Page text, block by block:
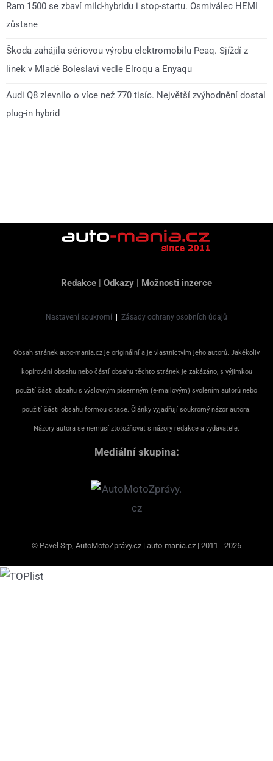
Ram 1500 se zbaví mild-hybridu i stop-startu. Osmiválec HEMI
zůstane
Škoda zahájila sériovou výrobu elektromobilu Peaq. Sjíždí z
linek v Mladé Boleslavi vedle Elroqu a Enyaqu
Audi Q8 zlevnilo o více než 770 tisíc. Největší zvýhodnění dostal
plug-in hybrid
Redakce | Odkazy | Možnosti inzerce
Nastavení soukromí | Zásady ochrany osobních údajů
Obsah stránek auto-mania.cz je originální a je vlastnictvím jeho autorů. Jakékoliv
kopírování obsahu nebo částí obsahu těchto stránek je zakázáno, s výjimkou
použití části obsahu s výslovným písemným (e-mailovým) svolením autorů nebo
použití části obsahu formou citace. Články vyjadřují soukromý názor autora.
Názory autora se nemusí ztotožňovat s názory redakce a vydavatele.
Mediální skupina:
© Pavel Srp, AutoMotoZprávy.cz | auto-mania.cz | 2011 - 2026